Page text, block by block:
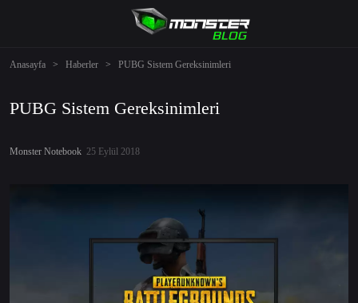
Anasayfa > Haberler > PUBG Sistem Gereksinimleri
PUBG Sistem Gereksinimleri
Monster Notebook 25 Eylül 2018